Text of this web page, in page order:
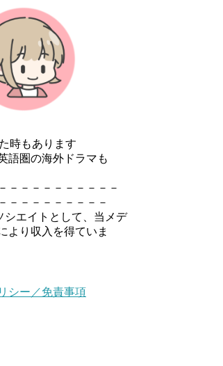
時もあります
語圏の海外ドラマも
－－－－－－－－－－
－－－－－－－－－
エイトとして、当メデ
より収入を得ていま
シー／免責事項